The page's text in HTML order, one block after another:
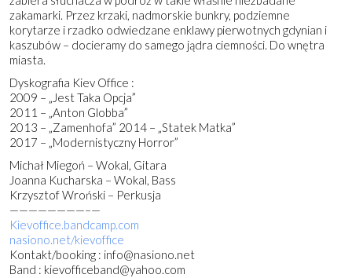
zakamarki. Przez krzaki, nadmorskie bunkry, podziemne
korytarze i rzadko odwiedzane enklawy pierwotnych gdynian i
kaszubów – docieramy do samego jądra ciemności. Do wnętra
miasta.
Dyskografia Kiev Office :
2009 – „Jest Taka Opcja”
2011 – „Anton Globba”
2013 – „Zamenhofa” 2014 – „Statek Matka”
2017 – „Modernistyczny Horror”
Michał Miegoń – Wokal, Gitara
Joanna Kucharska – Wokal, Bass
Krzysztof Wroński – Perkusja
————————–—
Kievoffice.bandcamp.com
nasiono.net/kievoffice
Kontakt/booking : info@nasiono.net
Band : kievofficeband@yahoo.com